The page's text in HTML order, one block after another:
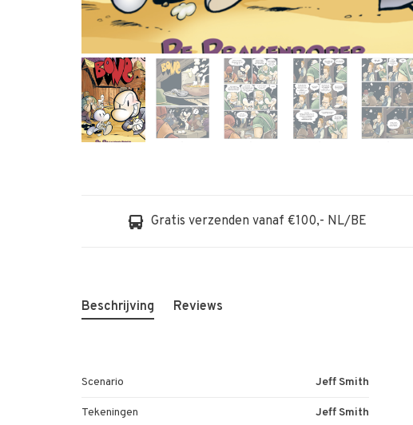
Gratis verzenden vanaf €100,- NL/BE
Beschrijving Reviews
Scenario Jeff Smith
Tekeningen Jeff Smith